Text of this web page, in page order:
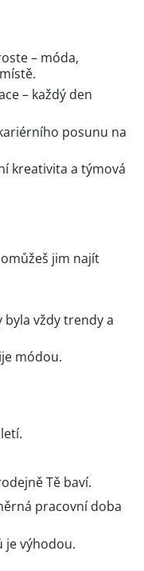
– móda,
– každý den
posunu na
kreativita a týmová
jim najít
byla vždy trendy a
módou.
Tě baví.
pracovní doba
je výhodou.